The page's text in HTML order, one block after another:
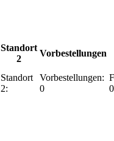
Standort
2
Vorbestellungen
Standort
2:
Vorbestellungen:
0